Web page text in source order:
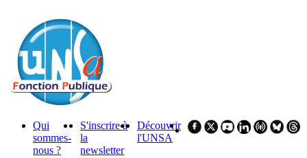
Qui
sommes-
nous ?
S'inscrire à
la
newsletter
Découvrir
l'UNSA